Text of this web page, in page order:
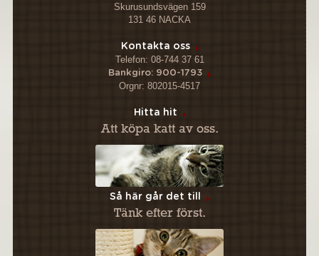
Skurusundsvägen 159
131 46 NACKA
Kontakta oss
Telefon: 08-744 37 61
Bankgiro: 900-1793
Orgnr: 802015-4517
Hitta hit
Att köpa katt av oss.
Så här går det till
Tänk efter först.